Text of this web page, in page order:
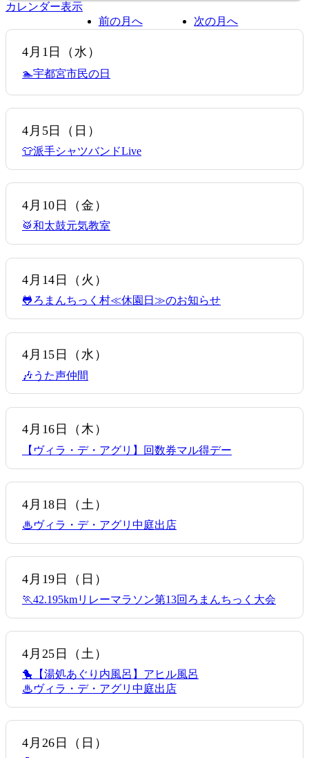
カレンダー表示
前の月へ
次の月へ
4月1日 （水）
🏊宇都宮市民の日
4月5日 （日）
👕派手シャツバンドLive
4月10日 （金）
🥁和太鼓元気教室
4月14日 （火）
🐸ろまんちっく村≪休園日≫のお知らせ
4月15日 （水）
🎶うた声仲間
4月16日 （木）
【ヴィラ・デ・アグリ】回数券マル得デー
4月18日 （土）
♨ヴィラ・デ・アグリ中庭出店
4月19日 （日）
🏃42.195kmリレーマラソン第13回ろまんちっく大会
4月25日 （土）
🐤【湯処あぐり内風呂】アヒル風呂
♨ヴィラ・デ・アグリ中庭出店
4月26日 （日）